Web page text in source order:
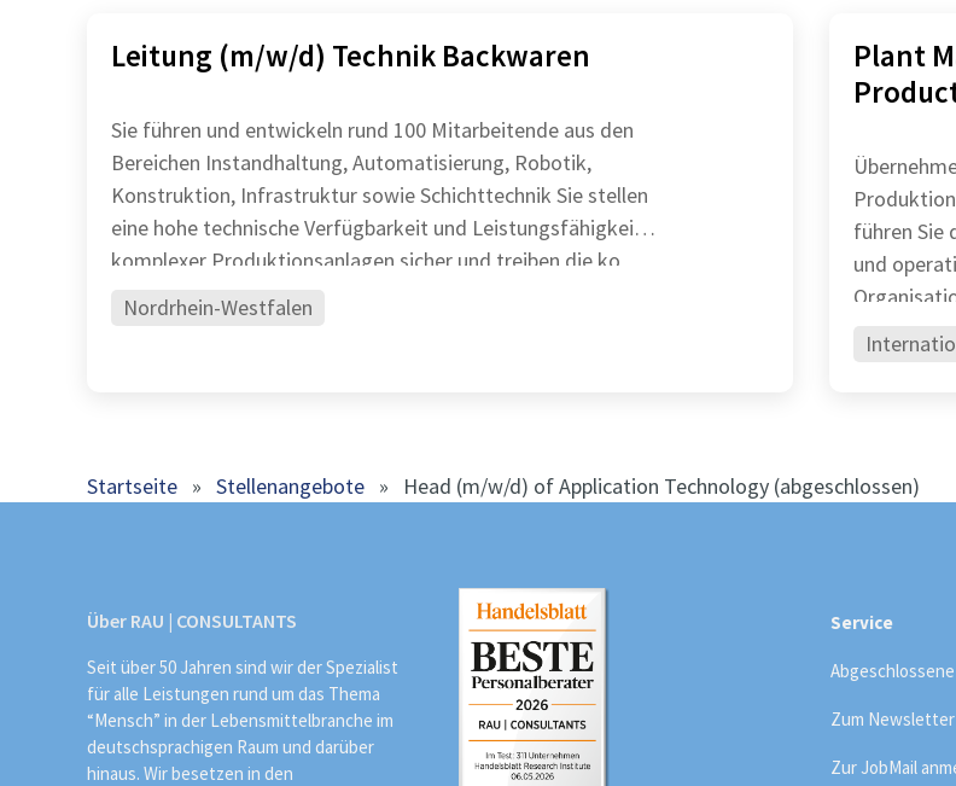
Leitung (m/w/d) Technik Backwaren
Sie führen und entwickeln rund 100 Mitarbeitende aus den
Bereichen Instandhaltung, Automatisierung, Robotik,
Konstruktion, Infrastruktur sowie Schichttechnik Sie stellen
eine hohe technische Verfügbarkeit und Leistungsfähigkeit
komplexer Produktionsanlagen sicher und treiben die ko
Nordrhein-Westfalen
Plant
führen Sie
und
Startseite » Stellenangebote » Head (m/w/d) of Application Technology (abgeschlossen)
Über RAU | CONSULTANTS
Seit über 50 Jahren sind wir der Spezialist
für alle Leistungen rund um das Thema
“Mensch” in der Lebensmittelbranche im
deutschsprachigen Raum und darüber
hinaus. Wir besetzen in den
Service
Zum
Zur JobMail